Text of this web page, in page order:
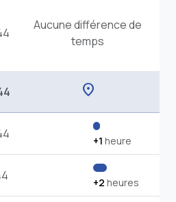
Aucune différence de
temps
location_on
+1 heure
+2 heures